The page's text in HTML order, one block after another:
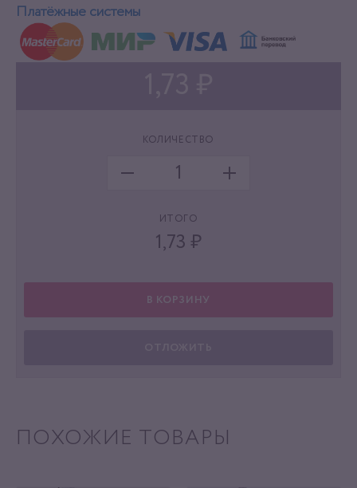
Платёжные системы
КОЛИЧЕСТВО
ИТОГО
1,73 ₽
В КОРЗИНУ
ПОХОЖИЕ ТОВАРЫ